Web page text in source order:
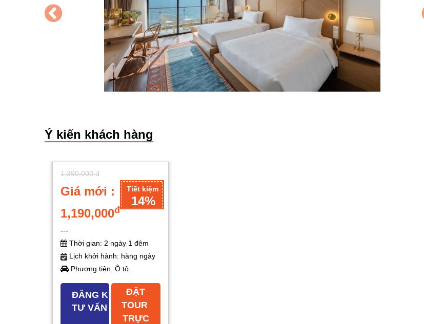
Ý kiến khách hàng
1,390,000 đ
Giá mới :
1,190,000đ
---
Tiết kiệm
14%
Thời gian: 2 ngày 1 đêm
Lịch khởi hành: hàng ngày
Phương tiện: Ô tô
ĐĂNG KÝ
TƯ VẤN
ĐẶT
TOUR
TRỰC